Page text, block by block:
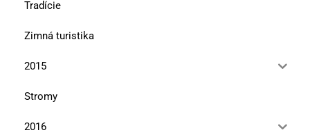
Tradície
Zimná turistika
2015
Stromy
2016